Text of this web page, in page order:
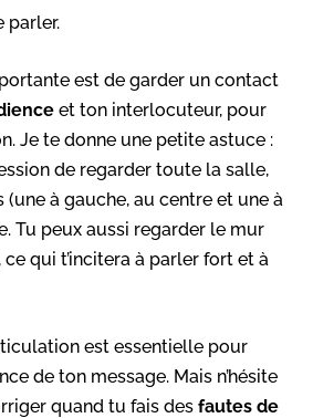
parler.
est de garder un contact
et ton interlocuteur, pour
Je te donne une petite astuce :
de regarder toute la salle,
(une à gauche, au centre et une à
Tu peux aussi regarder le mur
qui t’incitera à parler fort et à
est essentielle pour
de ton message. Mais n’hésite
quand tu fais des fautes de